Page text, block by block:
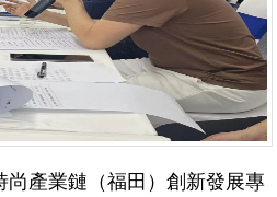
產業鏈（福田）創新發展專